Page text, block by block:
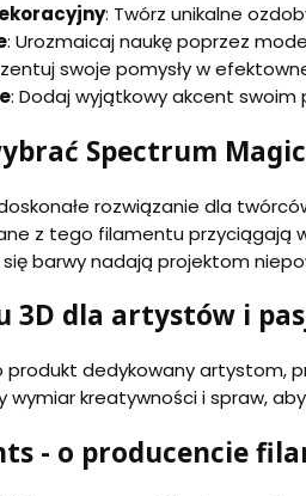
: Twórz unikalne
: Urozmaicaj naukę poprzez
swoje pomysły w
: Dodaj wyjątkowy akcent
Spectrum Magic
rozwiązanie dla
z tego filamentu przyciągają
barwy nadają projektom
3D dla artystów i
produkt dedykowany
wymiar kreatywności i spraw,
- o producencie